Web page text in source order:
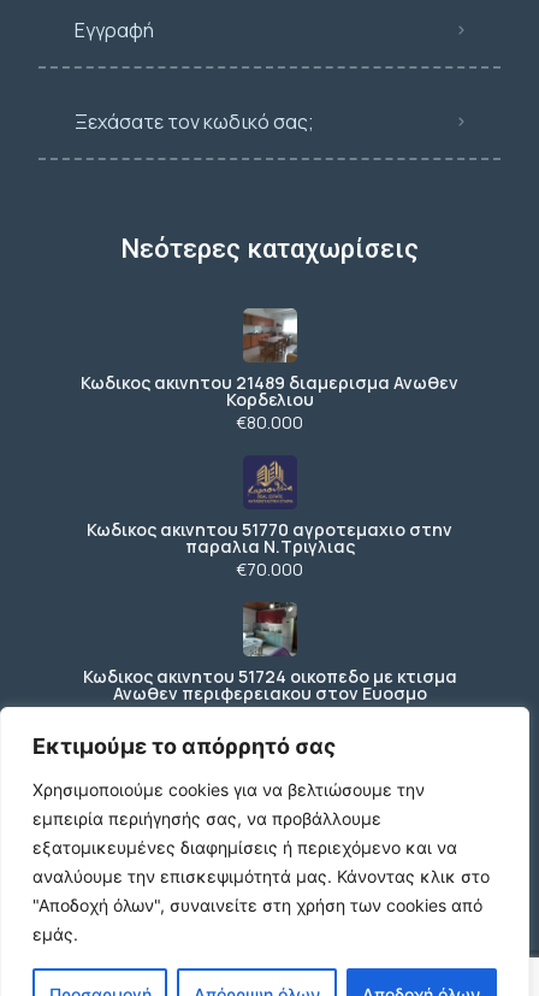
Εκτιμούμε το απόρρητό σας
Χρησιμοποιούμε cookies για να βελτιώσουμε την
εμπειρία περιήγησής σας, να προβάλλουμε
εξατομικευμένες διαφημίσεις ή περιεχόμενο και να
αναλύουμε την επισκεψιμότητά μας. Κάνοντας κλικ στο
"Αποδοχή όλων", συναινείτε στη χρήση των cookies από
εμάς.
Εγγραφή
Ξεχάσατε τον κωδικό σας;
Νεότερες καταχωρίσεις
Κωδικος ακινητου 21489 διαμερισμα Ανωθεν
Κορδελιου
€80.000
Κωδικος ακινητου 51770 αγροτεμαχιο στην
παραλια Ν.Τριγλιας
€70.000
Κωδικος ακινητου 51724 οικοπεδο με κτισμα
Ανωθεν περιφερειακου στον Ευοσμο
Ενοικιάζεται ισόγειο κατάστημα 200 τ.μ. με
197 τ.μ. εξωτερικό χώρο ΚΩΔ4270
€3.000 /μήνα
© 2026 agx.gr. All rights reserved.